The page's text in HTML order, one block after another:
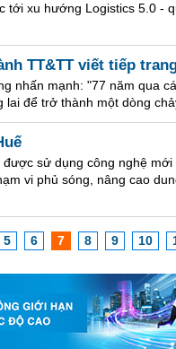
tới xu hướng Logistics 5.0 -
TT&TT viết tiếp
nhấn mạnh: "77 năm qua
để trở thành một dòng
sử dụng công nghệ
vi phủ sóng, nâng cao
5 6 7 8 9 10